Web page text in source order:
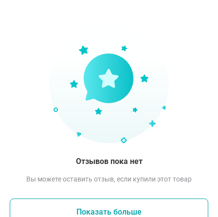
Отзывов пока нет
Вы можете оставить отзыв, если купили этот товар
Показать больше